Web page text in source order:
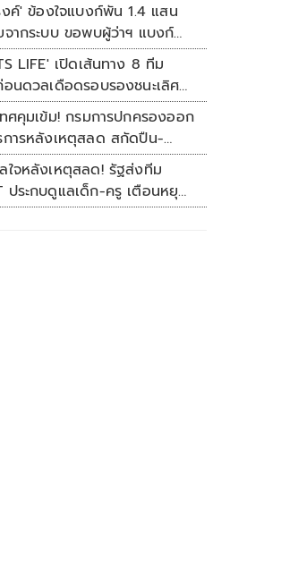
ค์' ข้องใจแบงก์พัน 1.4 แสน
จากระบบ ขอพบผู้ว่าฯ แบงก์
LIFE' เปิดเส้นทาง 8 ทีม
นดวลเดือดรอบรองชนะเลิศ
เลย์บอลนักเรียน แชมป์
2026'
ทศคุมเข้ม! กรมการปกครองออก
ารหลังเหตุสลด สกัดปืน-
ลียนแบบ
ใจหลังเหตุสลด! รัฐส่งทีม
ประกบดูแลเด็ก-ครู เตือนหยุด
รุนแรง